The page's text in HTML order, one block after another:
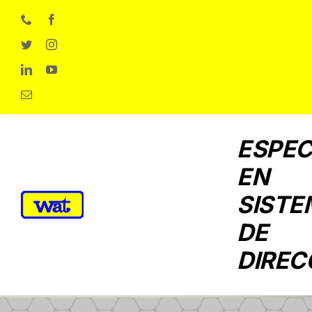
content
EN
DE